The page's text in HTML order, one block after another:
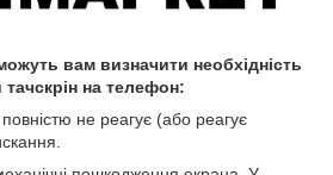
вам визначити необхідність
тачскрін на телефон:
не реагує (або реагує